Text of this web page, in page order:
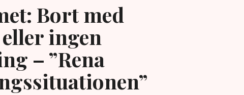
Bort med
ingen
– ”Rena